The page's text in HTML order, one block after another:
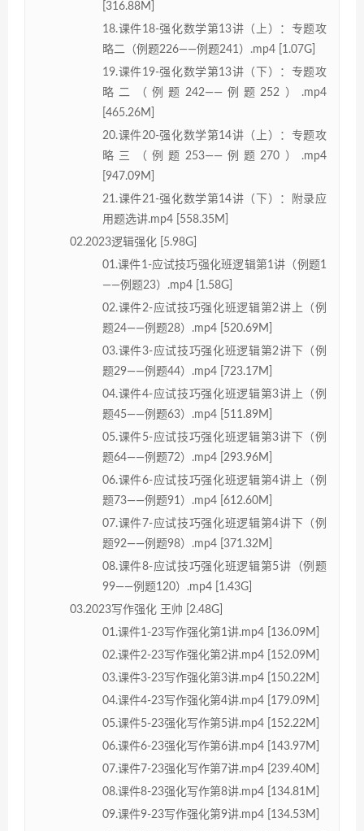
[316.88M]
18.课件18-强化数学第13讲（上）：专题攻
略二（例题226——例题241）.mp4 [1.07G]
19.课件19-强化数学第13讲（下）：专题攻
略二（例题242——例题252）.mp4
[465.26M]
20.课件20-强化数学第14讲（上）：专题攻
略三（例题253——例题270）.mp4
[947.09M]
21.课件21-强化数学第14讲（下）：附录应
用题选讲.mp4 [558.35M]
02.2023逻辑强化 [5.98G]
01.课件1-应试技巧强化班逻辑第1讲（例题1
——例题23）.mp4 [1.58G]
02.课件2-应试技巧强化班逻辑第2讲上（例
题24——例题28）.mp4 [520.69M]
03.课件3-应试技巧强化班逻辑第2讲下（例
题29——例题44）.mp4 [723.17M]
04.课件4-应试技巧强化班逻辑第3讲上（例
题45——例题63）.mp4 [511.89M]
05.课件5-应试技巧强化班逻辑第3讲下（例
题64——例题72）.mp4 [293.96M]
06.课件6-应试技巧强化班逻辑第4讲上（例
题73——例题91）.mp4 [612.60M]
07.课件7-应试技巧强化班逻辑第4讲下（例
题92——例题98）.mp4 [371.32M]
08.课件8-应试技巧强化班逻辑第5讲（例题
99——例题120）.mp4 [1.43G]
03.2023写作强化 王帅 [2.48G]
01.课件1-23写作强化第1讲.mp4 [136.09M]
02.课件2-23写作强化第2讲.mp4 [152.09M]
03.课件3-23写作强化第3讲.mp4 [150.22M]
04.课件4-23写作强化第4讲.mp4 [179.09M]
05.课件5-23强化写作第5讲.mp4 [152.22M]
06.课件6-23强化写作第6讲.mp4 [143.97M]
07.课件7-23强化写作第7讲.mp4 [239.40M]
08.课件8-23强化写作第8讲.mp4 [134.81M]
09.课件9-23写作强化第9讲.mp4 [134.53M]